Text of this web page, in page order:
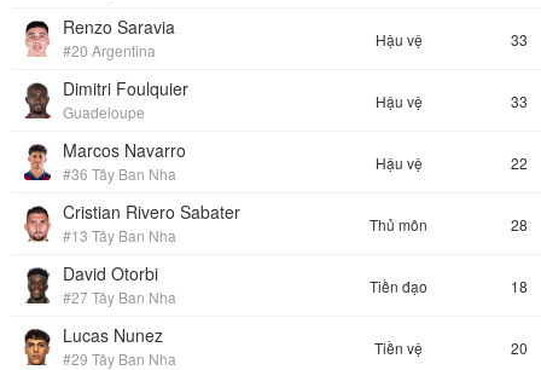
Renzo Saravia
#20 Argentina
Hậu vệ 33
Dimitri Foulquier
Guadeloupe
Hậu vệ 33
Marcos Navarro
#36 Tây Ban Nha
Hậu vệ 22
Cristian Rivero Sabater
#13 Tây Ban Nha
Thủ môn 28
David Otorbi
#27 Tây Ban Nha
Tiền đạo 18
Lucas Nunez
#29 Tây Ban Nha
Tiền vệ 20